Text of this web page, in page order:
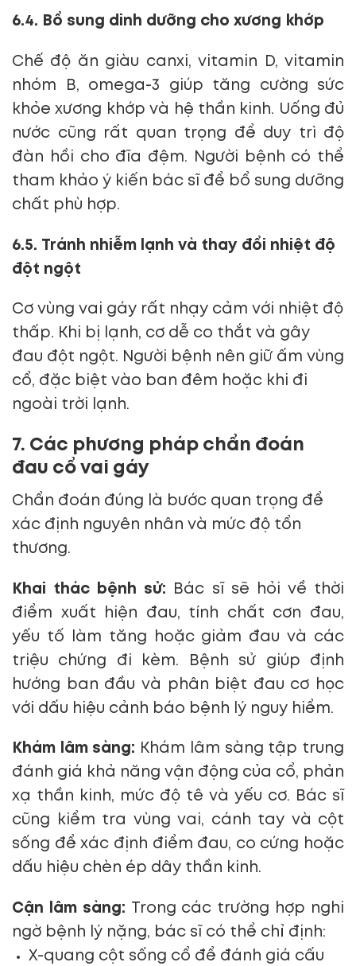
6.4. Bổ sung dinh dưỡng cho xương khớp
Chế độ ăn giàu canxi, vitamin D, vitamin
nhóm B, omega-3 giúp tăng cường sức
khỏe xương khớp và hệ thần kinh. Uống đủ
nước cũng rất quan trọng để duy trì độ
đàn hồi cho đĩa đệm. Người bệnh có thể
tham khảo ý kiến bác sĩ để bổ sung dưỡng
chất phù hợp.
6.5. Tránh nhiễm lạnh và thay đổi nhiệt độ
đột ngột
Cơ vùng vai gáy rất nhạy cảm với nhiệt độ
thấp. Khi bị lạnh, cơ dễ co thắt và gây
đau đột ngột. Người bệnh nên giữ ấm vùng
cổ, đặc biệt vào ban đêm hoặc khi đi
ngoài trời lạnh.
7. Các phương pháp chẩn đoán
đau cổ vai gáy
Chẩn đoán đúng là bước quan trọng để
xác định nguyên nhân và mức độ tổn
thương.
Khai thác bệnh sử:
Bác sĩ sẽ hỏi về thời
điểm xuất hiện đau, tính chất cơn đau,
yếu tố làm tăng hoặc giảm đau và các
triệu chứng đi kèm. Bệnh sử giúp định
hướng ban đầu và phân biệt đau cơ học
với dấu hiệu cảnh báo bệnh lý nguy hiểm.
Khám lâm sàng: Khám lâm sàng tập trung
đánh giá khả năng vận động của cổ, phản
xạ thần kinh, mức độ tê và yếu cơ. Bác sĩ
cũng kiểm tra vùng vai, cánh tay và cột
sống để xác định điểm đau, co cứng hoặc
dấu hiệu chèn ép dây thần kinh.
Cận lâm sàng:
Trong các trường hợp nghi
ngờ bệnh lý nặng, bác sĩ có thể chỉ định:
X-quang cột sống cổ để đánh giá cấu